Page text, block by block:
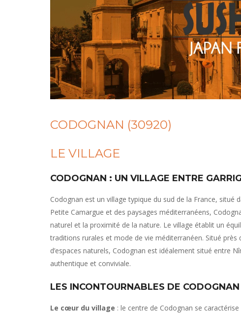
CODOGNAN (30920)
LE VILLAGE
CODOGNAN : UN VILLAGE ENTRE
Codognan est un village typique du sud de la France, situé
Petite Camargue et des paysages méditerranéens,
naturel et la proximité de la nature. Le village établit un
traditions rurales et mode de vie méditerranéen. Situé
d’espaces naturels, Codognan est idéalement situé entre
authentique et conviviale.
LES INCONTOURNABLES DE CODOGNAN
Le cœur du village : le centre de Codognan se